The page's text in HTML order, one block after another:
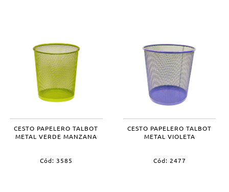
CESTO PAPELERO TALBOT
METAL VERDE MANZANA
Cód: 3585
CESTO PAPELERO TALBOT
METAL VIOLETA
Cód: 2477